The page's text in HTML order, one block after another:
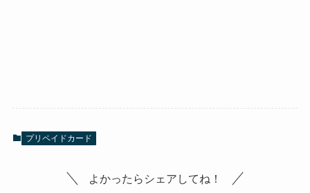
プリペイドカード
よかったらシェアしてね！